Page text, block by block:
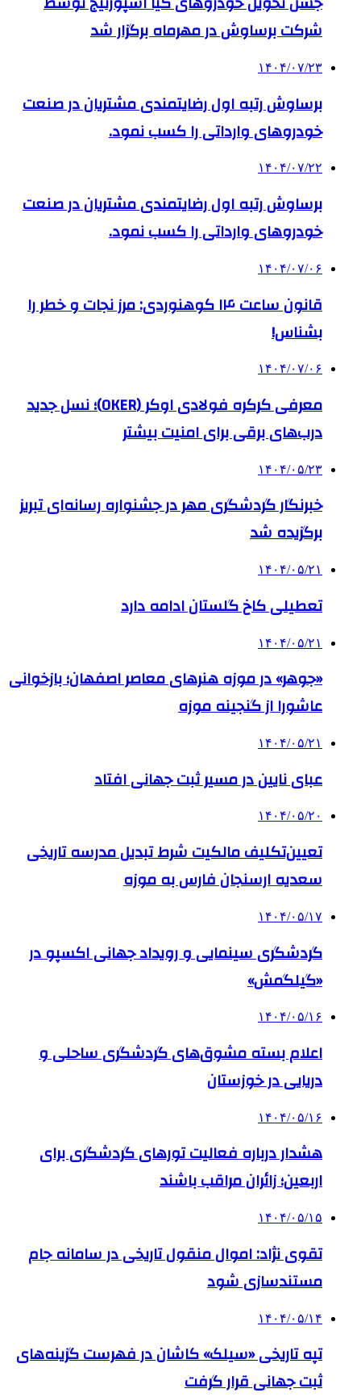
شرکت برساوش در مهرماه برگزار شد
۱۴۰۴/۰۷/۲۳
برساوش رتبه اول رضایتمندی مشتریان در صنعت
خودروهای وارداتی را کسب نمود.
۱۴۰۴/۰۷/۲۲
برساوش رتبه اول رضایتمندی مشتریان در صنعت
خودروهای وارداتی را کسب نمود.
۱۴۰۴/۰۷/۰۶
قانون ساعت ۱۴ کوهنوردی: مرز نجات و خطر را
بشناس!
۱۴۰۴/۰۷/۰۶
معرفی کرکره فولادی اوکر (OKER)؛ نسل جدید
درب‌های برقی برای امنیت بیشتر
۱۴۰۴/۰۵/۲۳
خبرنگار گردشگری مهر در جشنواره رسانه‌ای تبریز
برگزیده شد
۱۴۰۴/۰۵/۲۱
تعطیلی کاخ گلستان ادامه دارد
۱۴۰۴/۰۵/۲۱
«جوهر» در موزه هنرهای معاصر اصفهان؛ بازخوانی
عاشورا از گنجینه موزه
۱۴۰۴/۰۵/۲۱
عبای نایین در مسیر ثبت جهانی افتاد
۱۴۰۴/۰۵/۲۰
تعیین‌تکلیف مالکیت شرط تبدیل مدرسه تاریخی
سعدیه ارسنجان فارس به موزه
۱۴۰۴/۰۵/۱۷
گردشگری سینمایی و رویداد جهانی اکسپو در
«گیلگمش»
۱۴۰۴/۰۵/۱۶
اعلام بسته مشوق‌های گردشگری ساحلی و
دریایی در خوزستان
۱۴۰۴/۰۵/۱۶
هشدار درباره فعالیت تورهای گردشگری برای
اربعین؛ زائران مراقب باشند
۱۴۰۴/۰۵/۱۵
تقوی نژاد: اموال منقول تاریخی در سامانه جام
مستندسازی شود
۱۴۰۴/۰۵/۱۴
تپه تاریخی «سیلک» کاشان در فهرست گزینه‌های
ثبت جهانی قرار گرفت